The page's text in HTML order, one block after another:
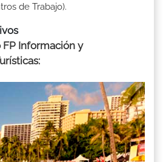
de Trabajo).
Información y